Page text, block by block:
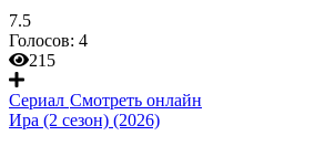
7.5
Голосов: 4
215
Сериал Смотреть онлайн
Ира (2 сезон) (2026)